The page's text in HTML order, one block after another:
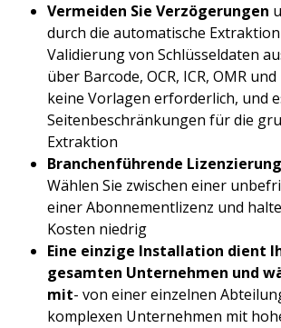
Vermeiden Sie Verzögerungen
durch die automatische
Validierung von Schlüsseldaten
über Barcode, OCR, ICR, OMR
keine Vorlagen erforderlich, und
Seitenbeschränkungen für die
Extraktion
Branchenführende
Wählen Sie zwischen einer
einer Abonnementlizenz und
Kosten niedrig
Eine einzige Installation dient
gesamten Unternehmen und
mit- von einer einzelnen
komplexen Unternehmen mit